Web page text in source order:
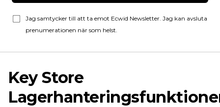
Jag samtycker till att ta emot Ecwid Newsletter. Jag kan avsluta
prenumerationen när som helst.
Key Store